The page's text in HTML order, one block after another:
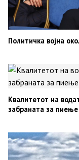
Политичка војна
Квалитетот на
забраната за пиење